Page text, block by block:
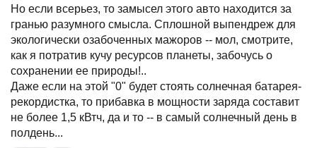
Но если всерьез, то замысел этого авто находится за
гранью разумного смысла. Сплошной выпендреж для
экологически озабоченных мажоров -- мол, смотрите,
как я потратив кучу ресурсов планеты, забочусь о
сохранении ее природы!..
Даже если на этой "0" будет стоять солнечная батарея-
рекордистка, то прибавка в мощности заряда составит
не более 1,5 кВтч, да и то -- в самый солнечный день в
полдень...